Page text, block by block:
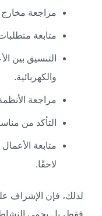
مراجعة مخارج
متابعة
التنسيق بين
والكهربائية.
مراجعة
التأكد من
متابعة
لاحقًا.
لذلك، فإن الإشراف